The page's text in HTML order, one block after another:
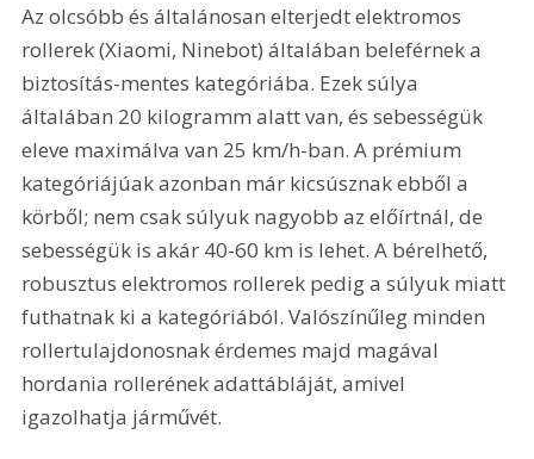
Az olcsóbb és általánosan elterjedt elektromos
rollerek (Xiaomi, Ninebot) általában beleférnek a
biztosítás-mentes kategóriába. Ezek súlya
általában 20 kilogramm alatt van, és sebességük
eleve maximálva van 25 km/h-ban. A prémium
kategóriájúak azonban már kicsúsznak ebből a
körből; nem csak súlyuk nagyobb az előírtnál, de
sebességük is akár 40-60 km is lehet. A bérelhető,
robusztus elektromos rollerek pedig a súlyuk miatt
futhatnak ki a kategóriából. Valószínűleg minden
rollertulajdonosnak érdemes majd magával
hordania rollerének adattábláját, amivel
igazolhatja járművét.